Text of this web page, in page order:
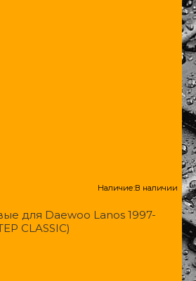
Наличие:В наличии
для Daewoo Lanos 1997-
CLASSIC)